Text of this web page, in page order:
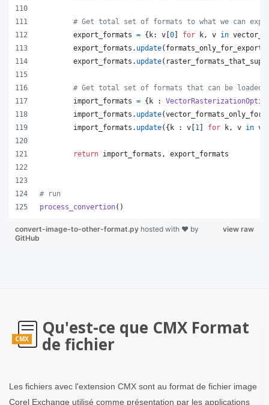
# Get total set of formats to what we can
export_formats = { k: v [0] for k , v in
export_formats . update( formats_only_for_export
export_formats . update(
# Get total set of formats that can be loaded
import_formats = { k :
import_formats . update(
import_formats . update({ k : v [1 ] for k , v in
return import_formats , export_formats
# run
process_convertion()
view raw
convert-image-to-other-format.py hosted with ❤ by
GitHub
CMX
Qu'est-ce que CMX Format
de fichier
Les fichiers avec l'extension CMX sont au format de fichier image
Corel Exchange utilisé comme présentation par les applications